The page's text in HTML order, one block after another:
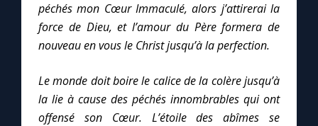
À la une
Chapelet pour le monde
péchés mon Cœur Immaculé, alors j’attirerai la
force de Dieu, et l’amour du Père formera de
nouveau en vous le Christ jusqu’à la perfection.
Le monde doit boire le calice de la colère jusqu’à
la lie à cause des péchés innombrables qui ont
offensé son Cœur. L’étoile des abîmes se